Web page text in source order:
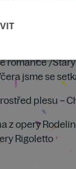
Toulouse 89
romance /
jsme se
plesu –
z opery
Rigoletto